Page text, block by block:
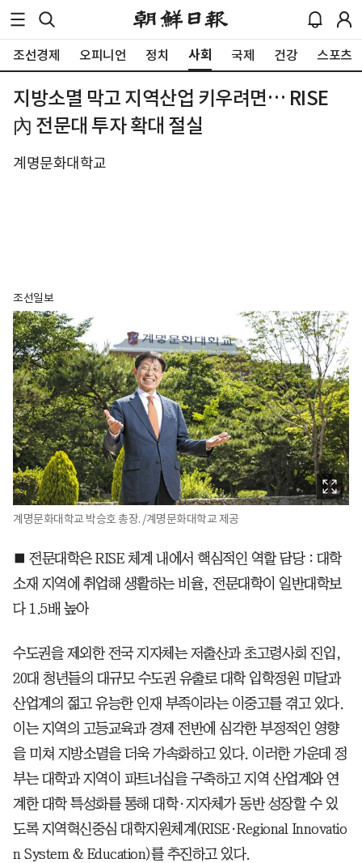
조선경제 오피니언 정치 사회 국제 건강 스포츠
지방소멸 막고 지역산업 키우려면… RISE
內 전문대 투자 확대 절실
계명문화대학교
조선일보
계명문화대학교 박승호 총장. /계명문화대학교 제공
■ 전문대학은 RISE 체계 내에서 핵심적인 역할 담당 : 대학
소재 지역에 취업해 생활하는 비율, 전문대학이 일반대학보
다 1.5배 높아
수도권을 제외한 전국 지자체는 저출산과 초고령사회 진입,
20대 청년들의 대규모 수도권 유출로 대학 입학정원 미달과
산업계의 젊고 유능한 인재 부족이라는 이중고를 겪고 있다.
이는 지역의 고등교육과 경제 전반에 심각한 부정적인 영향
을 미쳐 지방소멸을 더욱 가속화하고 있다. 이러한 가운데 정
부는 대학과 지역이 파트너십을 구축하고 지역 산업계와 연
계한 대학 특성화를 통해 대학·지자체가 동반 성장할 수 있
도록 지역혁신중심 대학지원체계(RISE·Regional Innovatio
n System & Education)를 추진하고 있다.